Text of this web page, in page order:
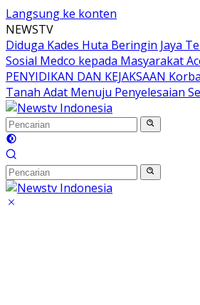
Langsung ke konten
NEWSTV
Diduga Kades Huta Beringin Jaya
Sosial Medco kepada Masyarakat
PENYIDIKAN DAN KEJAKSAAN
Tanah Adat Menuju Penyelesaian